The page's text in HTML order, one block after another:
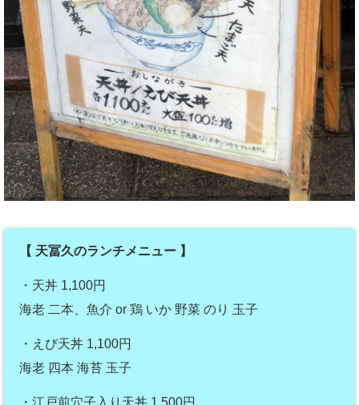
【 天冨久のランチメニュー 】
・天丼 1,100円
海老 二本、魚介 or 鶏 いか 野菜 のり 玉子
・えび天丼 1,100円
海老 四本 海苔 玉子
・江戸前穴子入り天丼 1,500円